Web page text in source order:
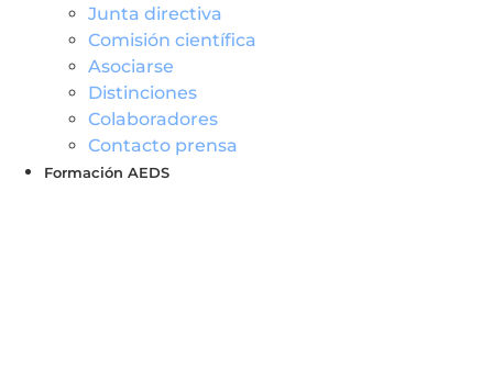
Junta directiva
Comisión científica
Asociarse
Distinciones
Colaboradores
Contacto prensa
Formación AEDS